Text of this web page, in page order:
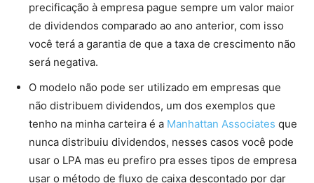
precificação à empresa pague sempre um valor maior
de dividendos comparado ao ano anterior, com isso
você terá a garantia de que a taxa de crescimento não
será negativa.
O modelo não pode ser utilizado em empresas que
não distribuem dividendos, um dos exemplos que
tenho na minha carteira é a Manhattan Associates que
nunca distribuiu dividendos, nesses casos você pode
usar o LPA mas eu prefiro pra esses tipos de empresa
usar o método de fluxo de caixa descontado por dar